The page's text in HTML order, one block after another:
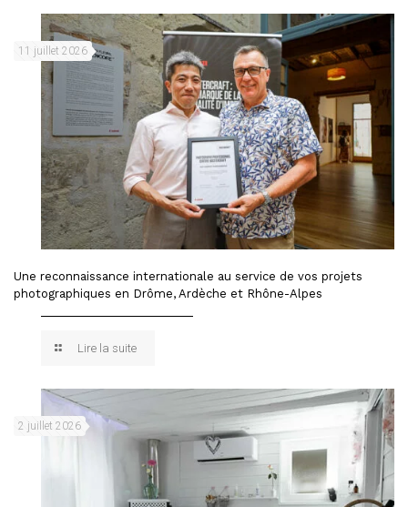
11 juillet 2026
Une reconnaissance internationale au service de vos projets
photographiques en Drôme, Ardèche et Rhône-Alpes
Lire la suite
2 juillet 2026